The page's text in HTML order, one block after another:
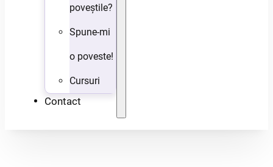
poveștile?
Spune-mi
o poveste!
Cursuri
Contact